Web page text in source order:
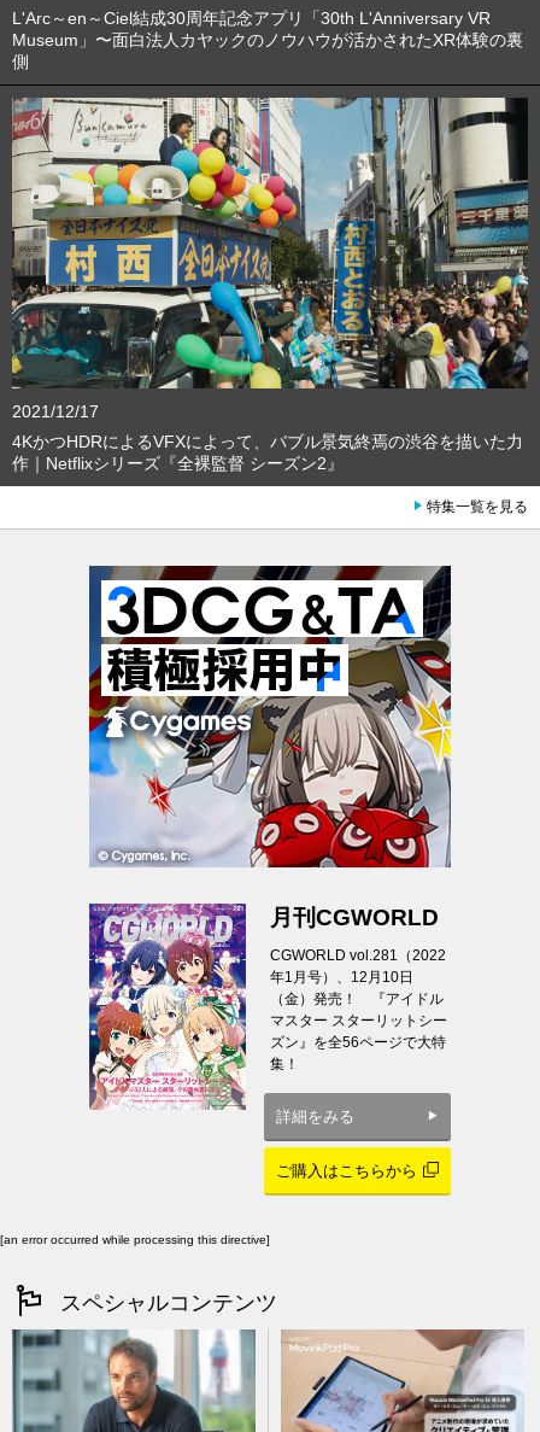
L'Arc～en～Ciel結成30周年記念アプリ「30th L'Anniversary VR
Museum」〜面白法人カヤックのノウハウが活かされたXR体験の裏
側
2021/12/17
4KかつHDRによるVFXによって、バブル景気終焉の渋谷を描いた力
作｜Netflixシリーズ『全裸監督 シーズン2』
特集一覧を見る
月刊CGWORLD
CGWORLD vol.281（2022
年1月号）、12月10日
（金）発売！ 『アイドル
マスター スターリットシー
ズン』を全56ページで大特
集！
詳細をみる
ご購入はこちらから
[an error occurred while processing this directive]
スペシャルコンテンツ